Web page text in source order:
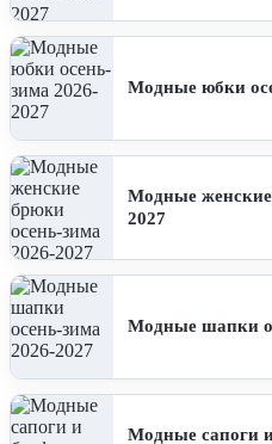
Модные юбки
Модные женские
2027
Модные шапки
Модные сапоги